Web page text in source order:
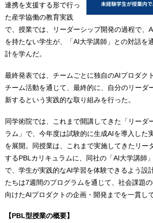
連携を支援する形で行っ
た産学協働の教育実践
で、授業では、リーダーシップ開発の過程で、
を持たない学生が、「AI大学講師」との対話を
計を学んだ。
最終発表では、チームごとに独自のAIプロダク
チーム活動を通じて、最終的に、自分のリーダ
新するという実践的な取り組みを行った。
同学術院では、これまで開講してきた「リーダ
ラム」で、今年度は試験的に生成AIを導入した
を展開。同授業は、これまで実施してきたリー
するPBLカリキュラムに、同社の「AI大学講師
で、学生が実践的なAI学習を体験できるよう設
たちは7週間のプログラムを通じて、社会課題
向けたAIプロダクトの企画・開発までを一貫し
【PBL型授業の概要】